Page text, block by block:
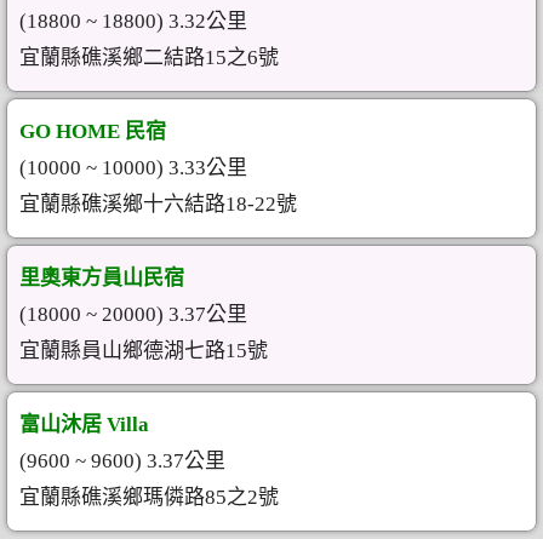
(18800 ~ 18800) 3.32公里
宜蘭縣礁溪鄉二結路15之6號
GO HOME 民宿
(10000 ~ 10000) 3.33公里
宜蘭縣礁溪鄉十六結路18-22號
里奧東方員山民宿
(18000 ~ 20000) 3.37公里
宜蘭縣員山鄉德湖七路15號
富山沐居 Villa
(9600 ~ 9600) 3.37公里
宜蘭縣礁溪鄉瑪僯路85之2號